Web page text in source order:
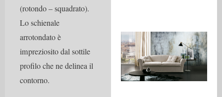
(rotondo – squadrato).
Lo schienale
arrotondato è
impreziosito dal sottile
profilo che ne delinea il
contorno.